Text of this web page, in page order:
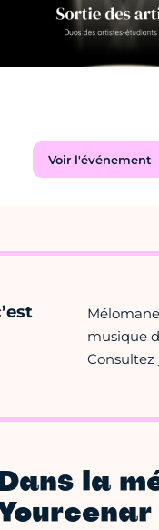
Voir l'événement
musique
Consultez
la